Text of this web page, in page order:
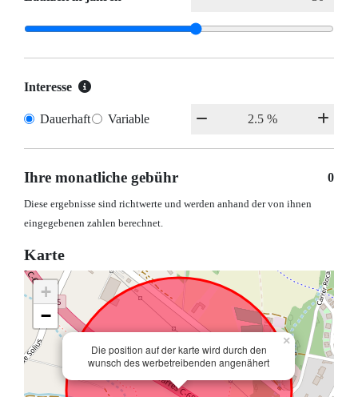
Interesse
Dauerhaft Variable
Ihre monatliche gebühr 0
Diese ergebnisse sind richtwerte und werden anhand der von ihnen
eingegebenen zahlen berechnet.
Karte
Die position auf der karte wird durch den
wunsch des werbetreibenden angenähert
×
+
−